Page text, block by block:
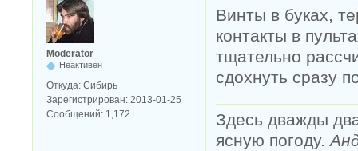
Moderator
Неактивен
Откуда: Сибирь
Зарегистрирован: 2013-01-25
Сообщений: 1,172
Винты в буках,
контакты в
тщательно
сдохнуть сразу
Здесь дважды
ясную погоду.